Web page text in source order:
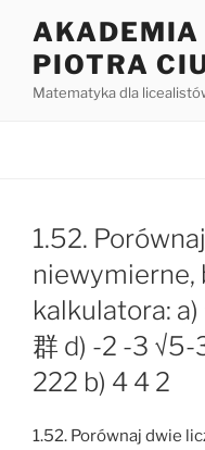
treściPIOTRA
Matematyka dla
1.52.
niewymierne,
kalkulatora: a)
群 d) -2 -3 √5-
222 b) 4 4 2
1.52. Porównaj dwie